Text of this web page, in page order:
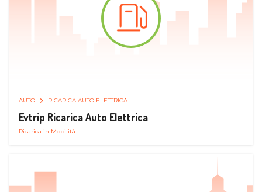
AUTO RICARICA AUTO ELETTRICA
Evtrip Ricarica Auto Elettrica
Ricarica in Mobilità